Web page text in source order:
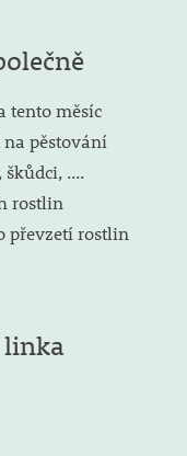
tento měsíc
na pěstování
škůdci, ....
rostlin
převzetí rostlin
linka